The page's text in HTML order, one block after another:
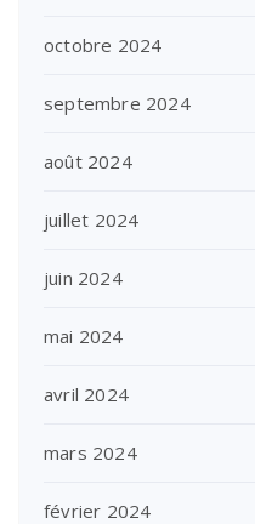
octobre 2024
septembre 2024
août 2024
juillet 2024
juin 2024
mai 2024
avril 2024
mars 2024
février 2024